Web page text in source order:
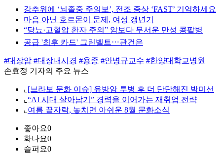
강추위에 ‘뇌졸중 주의보’, 전조 증상 ‘FAST’ 기억하세요
마음 아닌 호르몬이 문제, 여성 갱년기
“당뇨·고혈압 환자 주의” 암보다 무서운 만성 콩팥병
공급 '최후 카드' 그린벨트⋯관건은
#대장암 #대장내시경 #용종 #안병규교수 #한양대학교병원
손효정 기자의 주요 뉴스
⌞ [브라보 문화 이슈] 유방암 투병 후 더 단단해진 박미선
⌞ “AI 시대 살아남기” 경력을 이어가는 재취업 전략
⌞ 여름 끝자락, 놓치면 아쉬운 8월 문화소식
좋아요0
화나요0
슬퍼요0